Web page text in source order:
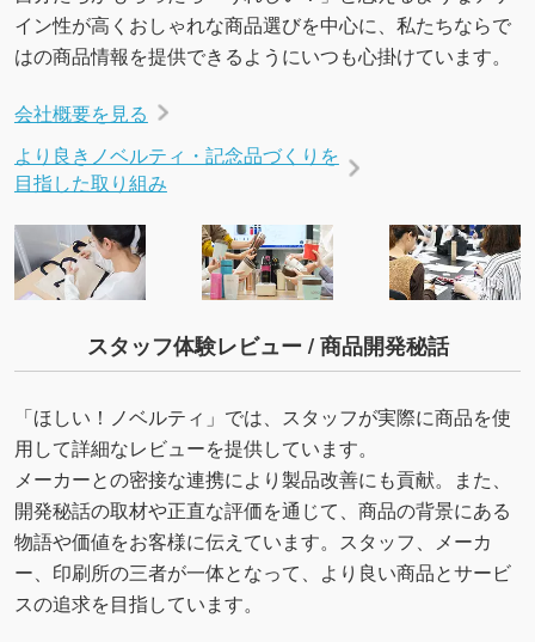
イン性が高くおしゃれな商品選びを中心に、私たちならで
はの商品情報を提供できるようにいつも心掛けています。
会社概要を見る
より良きノベルティ・記念品づくりを
目指した取り組み
スタッフ体験レビュー / 商品開発秘話
「ほしい！ノベルティ」では、スタッフが実際に商品を使
用して詳細なレビューを提供しています。
メーカーとの密接な連携により製品改善にも貢献。また、
開発秘話の取材や正直な評価を通じて、商品の背景にある
物語や価値をお客様に伝えています。スタッフ、メーカ
ー、印刷所の三者が一体となって、より良い商品とサービ
スの追求を目指しています。